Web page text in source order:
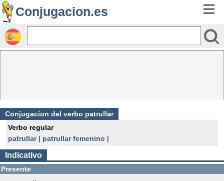
Conjugacion.es
Conjugacion del verbo patrullar
Verbo regular
patrullar| patrullar femenino |
Indicativo
Presente